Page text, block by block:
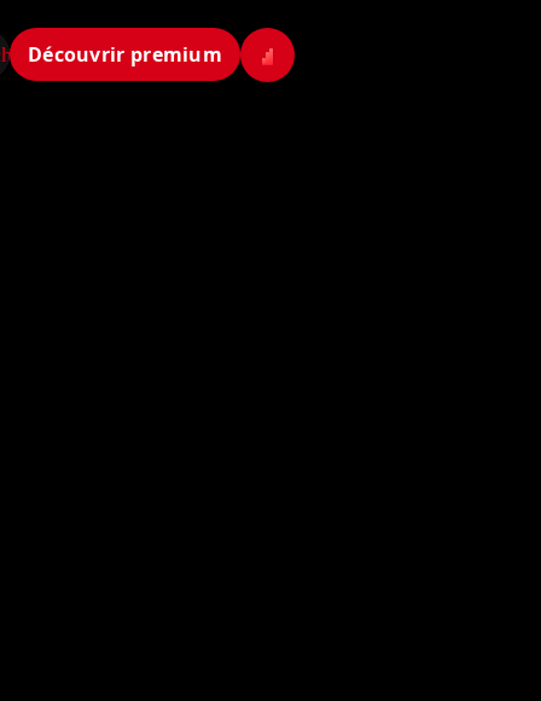
Découvrir premium